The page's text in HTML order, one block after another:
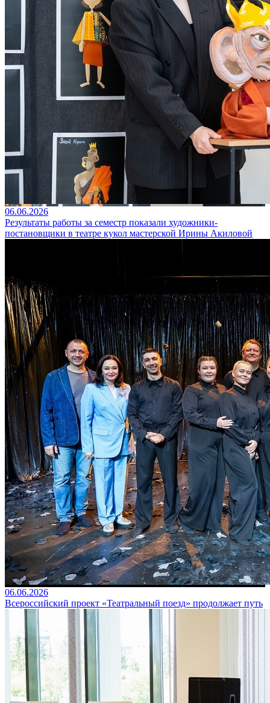
06.06.2026
Результаты работы за семестр показали художники-
постановщики в театре кукол мастерской Ирины Акиловой
06.06.2026
Всероссийский проект «Театральный поезд» продолжает путь